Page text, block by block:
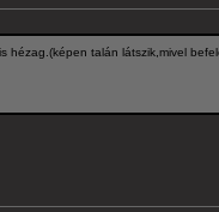
hézag.(képen talán látszik,mivel